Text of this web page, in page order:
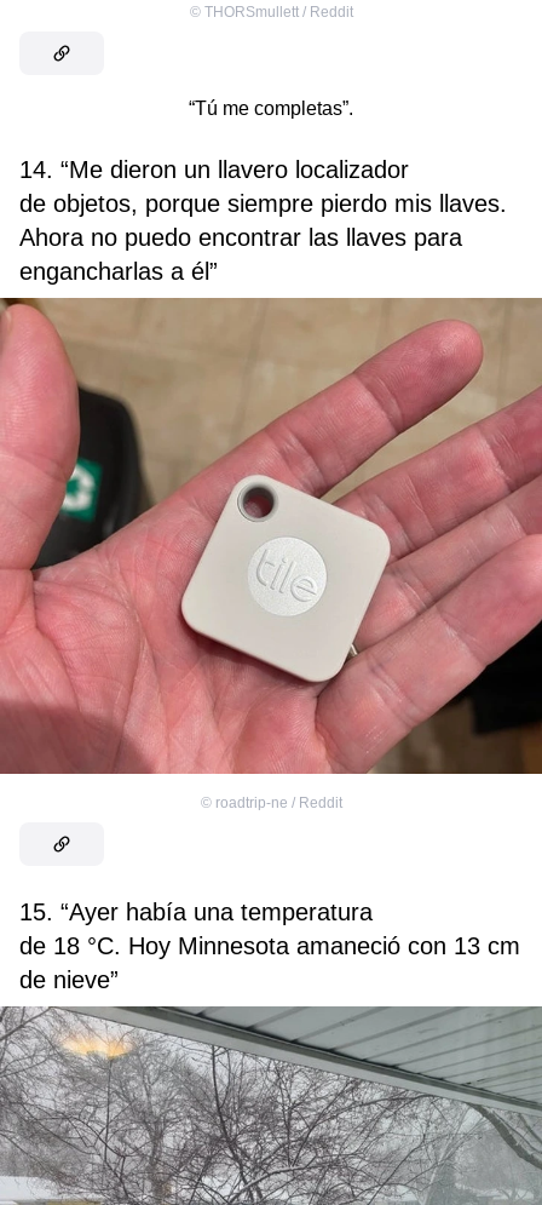
© THORSmullett / Reddit
“Tú me completas”.
14. “Me dieron un llavero localizador
de objetos, porque siempre pierdo mis llaves.
Ahora no puedo encontrar las llaves para
engancharlas a él”
© roadtrip-ne / Reddit
15. “Ayer había una temperatura
de 18 °С. Hoy Minnesota amaneció con 13 cm
de nieve”